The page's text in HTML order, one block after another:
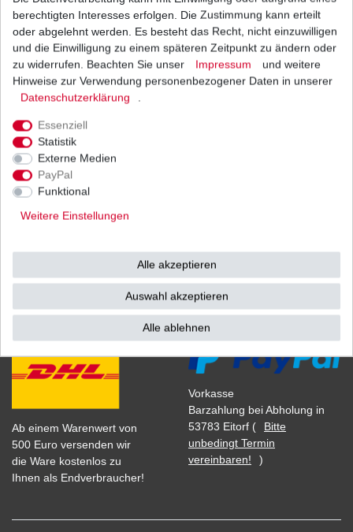
1990-2002 15/39 520 ZVM G&B
139,99 € *
1 Satz | 139,99 € / Satz
inkl. ges. MwSt. Versandkosten
Ab einem Warenwert von
500 Euro versenden wir
die Ware kostenlos zu
Ihnen als Endverbraucher!
Bezahlarten
Vorkasse
Barzahlung bei Abholung in
53783 Eitorf (
Bitte
unbedingt Termin
vereinbaren!
)
berechtigten Interesses erfolgen. Die Zustimmung kann erteilt
oder abgelehnt werden. Es besteht das Recht, nicht einzuwilligen
und die Einwilligung zu einem späteren Zeitpunkt zu ändern oder
zu widerrufen. Beachten Sie unser
Impressum
und weitere
Hinweise zur Verwendung personenbezogener Daten in unserer
Daten­schutz­erklärung
.
Essenziell
Statistik
Externe Medien
PayPal
Funktional
Weitere Einstellungen
Alle akzeptieren
Auswahl akzeptieren
Alle ablehnen